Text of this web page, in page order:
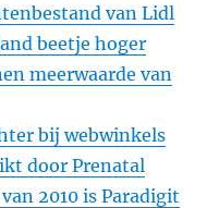
van Lidl
beetje hoger
meerwaarde van
bij webwinkels
door Prenatal
2010 is Paradigit